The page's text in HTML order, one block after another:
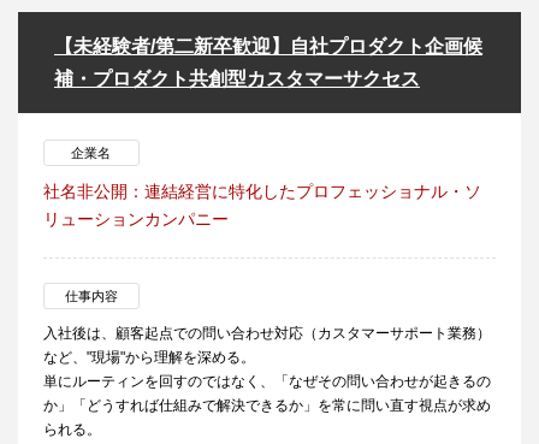
【未経験者/第二新卒歓迎】自社プロダクト企画候
補・プロダクト共創型カスタマーサクセス
企業名
社名非公開：連結経営に特化したプロフェッショナル・ソ
リューションカンパニー
仕事内容
入社後は、顧客起点での問い合わせ対応（カスタマーサポート業務）
など、"現場"から理解を深める。
単にルーティンを回すのではなく、「なぜその問い合わせが起きるの
か」「どうすれば仕組みで解決できるか」を常に問い直す視点が求め
られる。